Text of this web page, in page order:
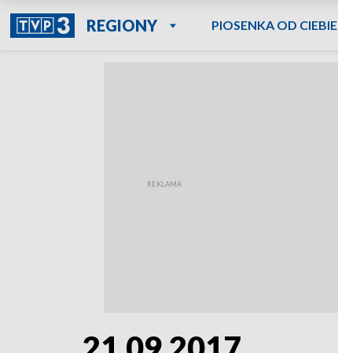
REGIONY PIOSENKA OD CIEBIE